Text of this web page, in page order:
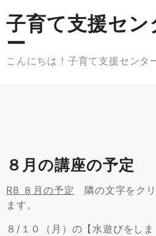
to
content
子育て支援セン
ー
こんにちは！子育て支援センタ
８月の講座の予定
R8 ８月の予定 隣の文字をク
ます。
８/１０（月）の【水遊びをし